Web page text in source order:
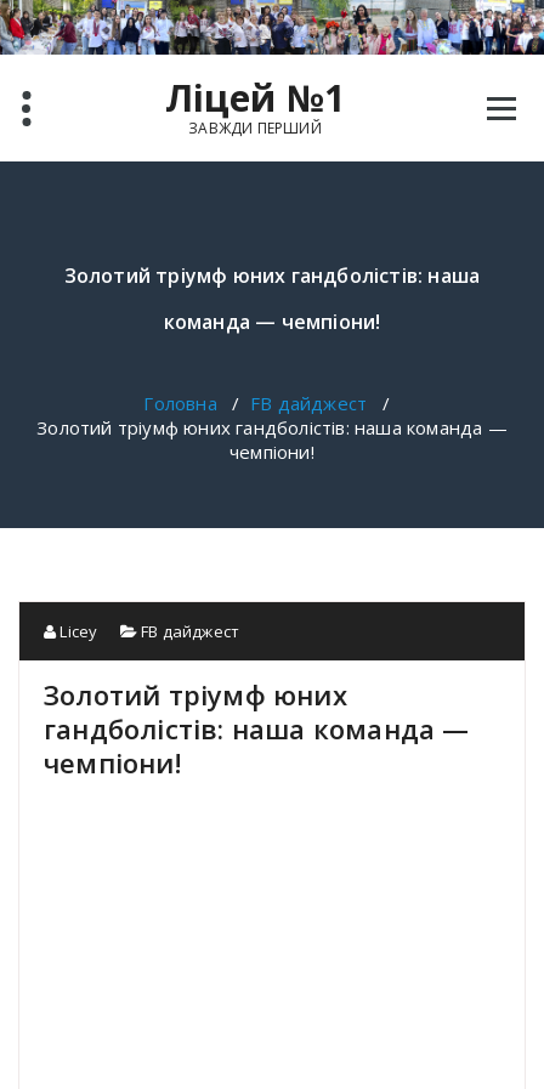
Перейти
до
вмісту
Ліцей №1
ЗАВЖДИ ПЕРШИЙ
Золотий тріумф юних гандболістів: наша
команда — чемпіони!
Головна / FB дайджест /
Золотий тріумф юних гандболістів: наша команда —
чемпіони!
Licey FB дайджест
Золотий тріумф юних
гандболістів: наша команда —
чемпіони!